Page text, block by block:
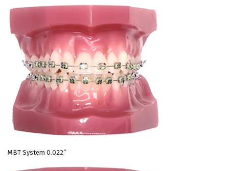
MBT System 0.022”